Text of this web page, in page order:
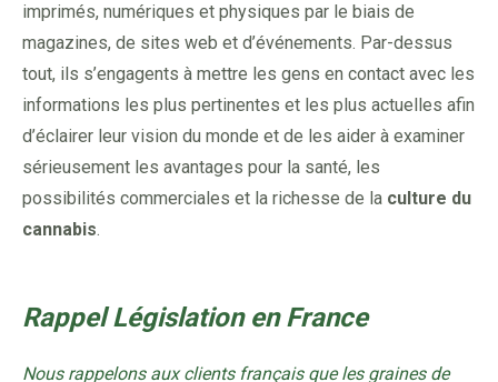
imprimés, numériques et physiques par le biais de
magazines, de sites web et d’événements. Par-dessus
tout, ils s’engagents à mettre les gens en contact avec les
informations les plus pertinentes et les plus actuelles afin
d’éclairer leur vision du monde et de les aider à examiner
sérieusement les avantages pour la santé, les
possibilités commerciales et la richesse de la culture du
cannabis.
Rappel Législation en France
Nous rappelons aux clients français que les graines de